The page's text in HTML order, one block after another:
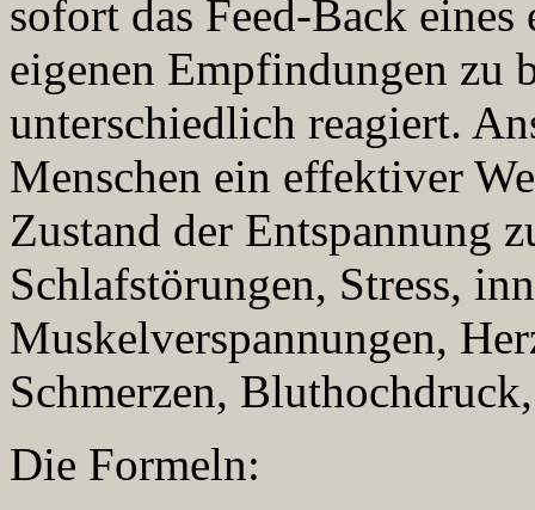
sofort das Feed-Back
eigenen Empfindungen zu
unterschiedlich reagiert.
Menschen ein effektiver
Zustand der Entspannung
Schlafstörungen, Stress,
Muskelverspannungen,
Schmerzen,
Die Formeln: